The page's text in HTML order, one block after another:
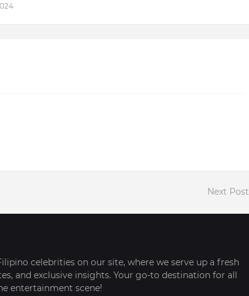
Next Post
celebrities on our site, where we serve up a fresh
and exclusive insights. Your go-to destination for all
entertainment scene!